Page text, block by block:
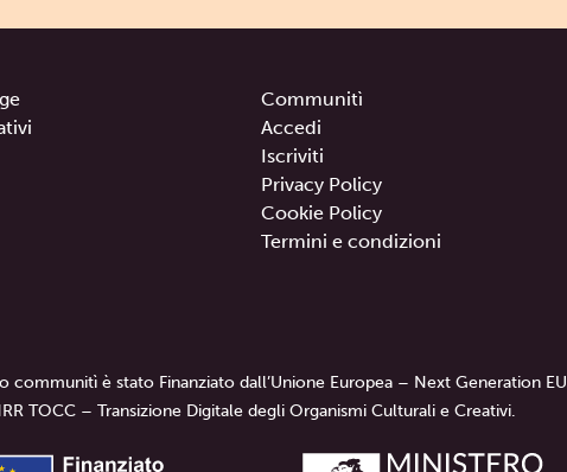
Communitì
Accedi
Iscriviti
Privacy Policy
Cookie Policy
Termini e condizioni
communitì è stato Finanziato dall’Unione Europea – Next Generation EU
TOCC – Transizione Digitale degli Organismi Culturali e Creativi.